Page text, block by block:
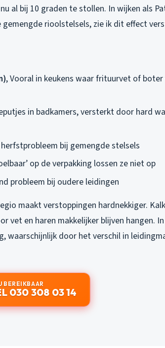
al bij 10 graden te stollen. In wijken als
rioolstelsels, zie ik dit effect
, Vooral in keukens waar frituurvet of boter
in badkamers, versterkt door hard
herfstprobleem bij gemengde stelsels
op de verpakking lossen ze niet op
probleem bij oudere leidingen
maakt verstoppingen hardnekkiger.
vet en haren makkelijker blijven hangen.
waarschijnlijk door het verschil in
BEREIKBAAR
030 308 03 14